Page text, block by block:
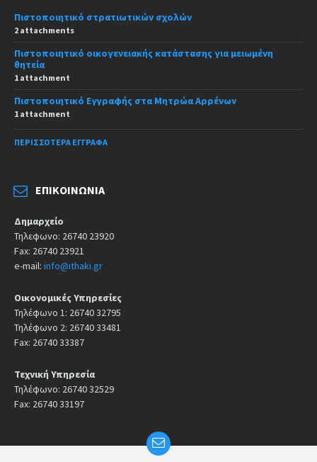
Πιστοποιητικό στρατιωτικών σχολών
2 attachments
Πιστοποιητικό οικογενειακής κατάστασης για μειωμένη
θητεία
1 attachment
Πιστοποιητικό Εγγραφής στα Μητρώα Αρρένων
1 attachment
ΠΕΡΙΣΣΌΤΕΡΑ ΈΓΓΡΑΦΑ
ΕΠΙΚΟΙΝΩΝΊΑ
Δημαρχείο
Τηλεφωνο: 26740 23920
Fax: 26740 23921
e-mail: info@ithaki.gr
Οικονομικές Υπηρεσίες
Τηλέφωνο 1: 26740 32795
Τηλέφωνο 2: 26740 33481
Fax: 26740 33387
Τεχνική Υπηρεσία
Τηλέφωνο: 26740 32529
Fax: 26740 33197